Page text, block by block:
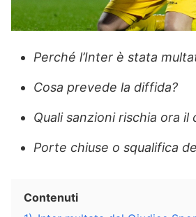
Perché l’Inter è stata
Cosa prevede la diffida?
Quali sanzioni rischia ora il
Porte chiuse o squalifica
Contenuti